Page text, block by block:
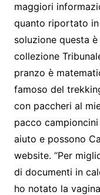
maggiori
quanto riportato in
soluzione questa
collezione
pranzo è
famoso del
con paccheri al
pacco
aiuto e possono
website. “Per
di documenti in
ho notato la